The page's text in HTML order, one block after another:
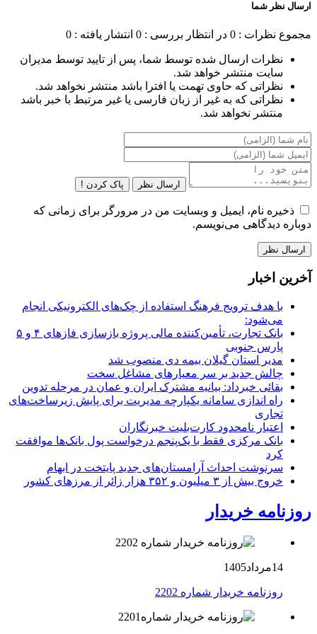
ارسال نظر شما
مجموع نظرات : 0 در انتظار بررسی : 0 انتشار یافته : 0
نظرات ارسال شده توسط شما، پس از تایید توسط مدیران
سایت منتشر خواهد شد.
نظراتی که حاوی تهمت یا افترا باشد منتشر نخواهد شد.
نظراتی که به غیر از زبان فارسی یا غیر مرتبط با خبر باشد
منتشر نخواهد شد.
ارسال نظر پاک کردن !
ذخیره نام، ایمیل و وبسایت من در مرورگر برای زمانی که
دوباره دیدگاهی می‌نویسم.
آخرین اخبار
با هدف ترویج فرهنگ استفاده از چک‌های الکترونیکی انجام
می‌شود:
بانک تجارت، تأمین‌کننده مالی پروژه بازسازی فازهای ۴ و ۵
پارس جنوبی
مدیر استان گیلان بیمه دی منصوب شد
چالش جدید بر سر معیارهای مشاغل سخت
بقائی خبرداد: بیانیه مشترک ایران و عمان در مرحله تدوین
راه اندازی سامانه یکپارچه مدیریت برای پایش زیرساخت‌های
تجاری
اعتبار نامحدود کارت‌بلیت خبرنگاران
بانک مرکزی فقط با یک‌‎پنجم درخواست پول بانک‌ها موافقت
کرد
سرنوشت احداث آرامستان‌های جدید پایتخت در ابهام
خروج بیش از ۳ میلیون و ۳۵۲ هزار زائر از مرزهای کشور
روزنامه خریدار
14مرداد1405
روزنامه خریدار شماره 2202